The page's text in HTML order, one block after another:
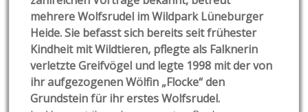
mehrere Wolfsrudel im Wildpark Lüneburger
Heide. Sie befasst sich bereits seit frühester
Kindheit mit Wildtieren, pflegte als Falknerin
verletzte Greifvögel und legte 1998 mit der von
ihr aufgezogenen Wölfin „Flocke“ den
Grundstein für ihr erstes Wolfsrudel.